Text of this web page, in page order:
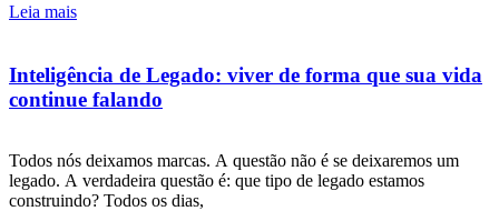
Leia mais
Inteligência de Legado: viver de forma que sua vida
continue falando
Todos nós deixamos marcas. A questão não é se deixaremos um
legado. A verdadeira questão é: que tipo de legado estamos
construindo? Todos os dias,